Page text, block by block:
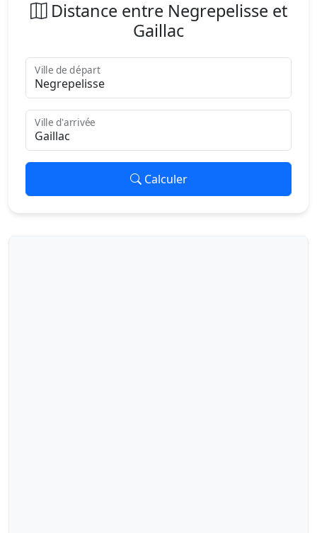
Distance entre Negrepelisse et
Gaillac
Ville de départ
Ville d'arrivée
Calculer